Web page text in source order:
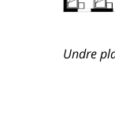
Undre